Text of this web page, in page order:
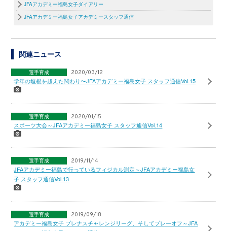
JFAアカデミー福島女子ダイアリー
JFAアカデミー福島女子アカデミースタッフ通信
関連ニュース
選手育成 2020/03/12
学年の垣根を超えた関わり〜JFAアカデミー福島女子 スタッフ通信Vol.15
選手育成 2020/01/15
スポーツ大会～JFAアカデミー福島女子 スタッフ通信Vol.14
選手育成 2019/11/14
JFAアカデミー福島で行っているフィジカル測定～JFAアカデミー福島女
子 スタッフ通信Vol.13
選手育成 2019/09/18
アカデミー福島女子 プレナスチャレンジリーグ、そしてプレーオフ～JFA